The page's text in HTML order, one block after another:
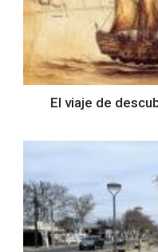
El viaje de